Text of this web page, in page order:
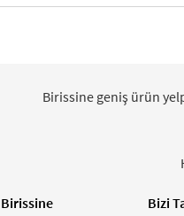
Birissine geniş ürün
Birissine Bizi